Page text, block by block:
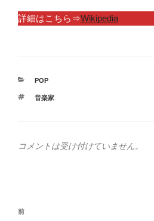
詳細はこちら⇒Wikipedia
カ
ゴ
POP
タ
音楽家
コメントは受け付けていません。
投
前
前